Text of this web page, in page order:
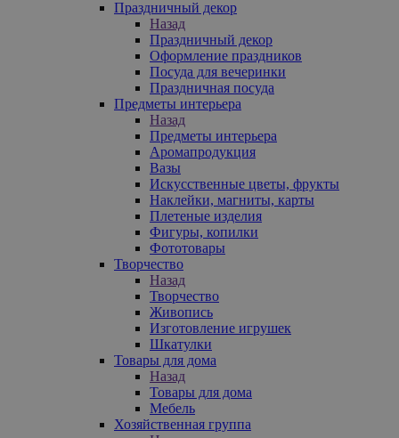
Праздничный декор
Назад
Праздничный декор
Оформление праздников
Посуда для вечеринки
Праздничная посуда
Предметы интерьера
Назад
Предметы интерьера
Аромапродукция
Вазы
Искусственные цветы, фрукты
Наклейки, магниты, карты
Плетеные изделия
Фигуры, копилки
Фототовары
Творчество
Назад
Творчество
Живопись
Изготовление игрушек
Шкатулки
Товары для дома
Назад
Товары для дома
Мебель
Хозяйственная группа